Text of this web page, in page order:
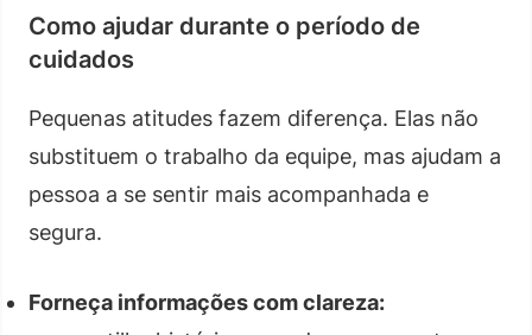
Como ajudar durante o período de
cuidados
Pequenas atitudes fazem diferença. Elas não
substituem o trabalho da equipe, mas ajudam a
pessoa a se sentir mais acompanhada e
segura.
Forneça informações com clareza: